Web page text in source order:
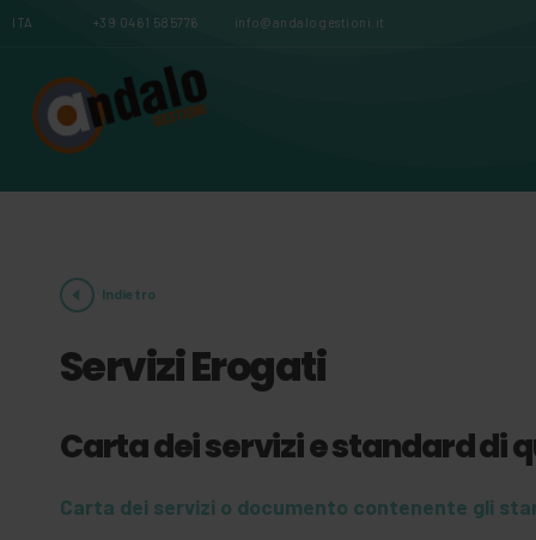
ITA +39 0461 585776 info@andalogestioni.it
Indietro
Servizi Erogati
Carta dei servizi e standard di
Carta dei servizi o documento contenente gli